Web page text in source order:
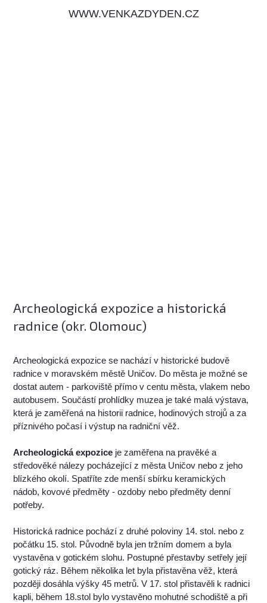
WWW.VENKAZDYDEN.CZ
Archeologická expozice a historická
radnice (okr. Olomouc)
Archeologická expozice se nachází v historické budově
radnice v moravském městě Uničov. Do města je možné se
dostat autem - parkoviště přímo v centu města, vlakem nebo
autobusem. Součástí prohlídky muzea je také malá výstava,
která je zaměřená na historii radnice, hodinových strojů a za
příznivého počasí i výstup na radniční věž.
Archeologická expozice je zaměřena na pravěké a
středověké nálezy pocházející z města Uničov nebo z jeho
blízkého okolí. Spatříte zde menší sbírku keramických
nádob, kovové předměty - ozdoby nebo předměty denní
potřeby.
Historická radnice pochází z druhé poloviny 14. stol. nebo z
počátku 15. stol. Původně byla jen tržním domem a byla
vystavěna v gotickém slohu. Postupné přestavby setřely její
gotický ráz. Během několika let byla přistavěna věž, která
později dosáhla výšky 45 metrů. V 17. stol přistavěli k radnici
kapli, během 18.stol bylo vystavěno mohutné schodiště a při